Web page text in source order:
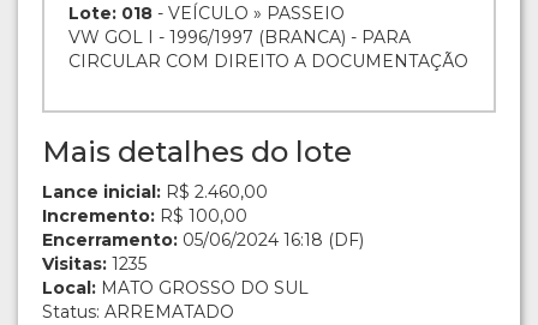
Lote: 018 - VEÍCULO » PASSEIO
VW GOL I - 1996/1997 (BRANCA) - PARA
CIRCULAR COM DIREITO A DOCUMENTAÇÃO
Mais detalhes do lote
Lance inicial: R$ 2.460,00
Incremento: R$ 100,00
Encerramento: 05/06/2024 16:18 (DF)
Visitas: 1235
Local: MATO GROSSO DO SUL
Status: ARREMATADO